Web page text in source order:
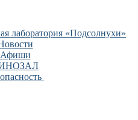
лаборатория «Подсолнухи»
Афиши